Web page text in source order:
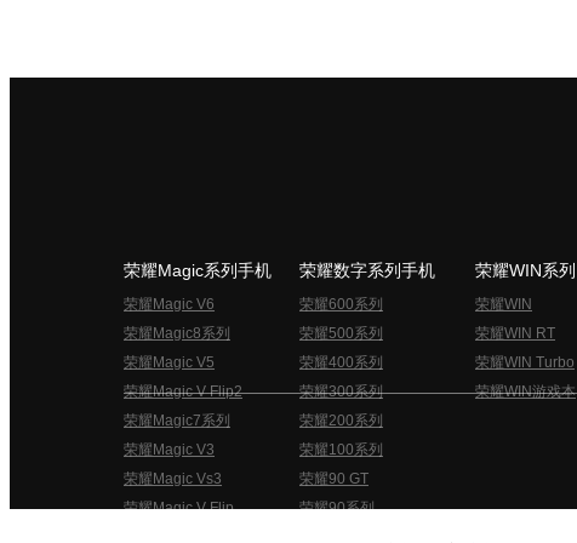
荣耀Magic系列手机
荣耀Magic V6
荣耀Magic8系列
荣耀Magic V5
荣耀Magic V Flip2
荣耀Magic7系列
荣耀Magic V3
荣耀Magic Vs3
荣耀Magic V Flip
荣耀数字系列手机
荣耀600系列
荣耀500系列
荣耀400系列
荣耀300系列
荣耀200系列
荣耀100系列
荣耀90 GT
荣耀90系列
荣耀WIN系列
荣耀WIN
荣耀WIN RT
荣耀WIN Turbo
荣耀WIN游戏本